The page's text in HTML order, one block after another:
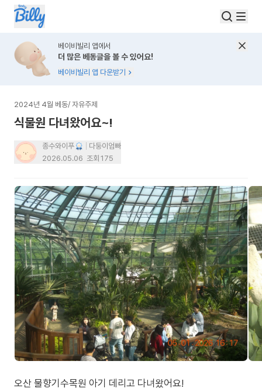
베이비빌리 앱에서
더 많은 베동글을 볼 수 있어요!
베이비빌리 앱 다운받기
2024년 4월 베동/ 자유주제
식물원 다녀왔어요~!
종수와이푸
다둥이엄빠
2026.05.06 조회 175
오산 물향기수목원 아기 데리고 다녀왔어요!